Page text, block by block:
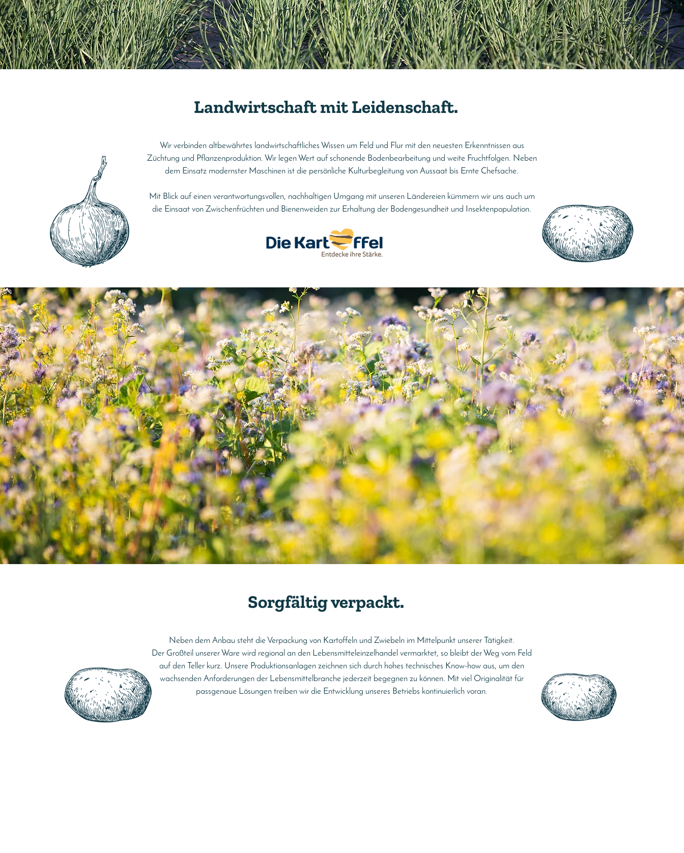
Landwirtschaft mit Leidenschaft.
Wir verbinden altbewährtes landwirtschaftliches Wissen um Feld und Flur mit den neuesten Erkenntnissen aus
Züchtung und Pflanzenproduktion. Wir legen Wert auf schonende Bodenbearbeitung und weite Fruchtfolgen. Neben
dem Einsatz modernster Maschinen ist die persönliche Kulturbegleitung von Aussaat bis Ernte Chefsache.
Mit Blick auf einen verantwortungsvollen, nachhaltigen Umgang mit unseren Ländereien kümmern wir uns auch um
die Einsaat von Zwischenfrüchten und Bienenweiden zur Erhaltung der Bodengesundheit und Insektenpopulation.
Sorgfältig verpackt.
Neben dem Anbau steht die Verpackung von Kartoffeln und Zwiebeln im Mittelpunkt unserer Tätigkeit.
Der Großteil unserer Ware wird regional an den Lebensmitteleinzelhandel vermarktet, so bleibt der Weg vom Feld
auf den Teller kurz. Unsere Produktionsanlagen zeichnen sich durch hohes technisches Know-how aus, um den
wachsenden Anforderungen der Lebensmittelbranche jederzeit begegnen zu können. Mit viel Originalität für
passgenaue Lösungen treiben wir die Entwicklung unseres Betriebs kontinuierlich voran.